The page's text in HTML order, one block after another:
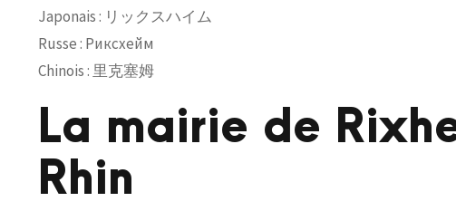
Japonais : リックスハイム
Russe : Риксхейм
Chinois : 里克塞姆
La mairie de
Rhin